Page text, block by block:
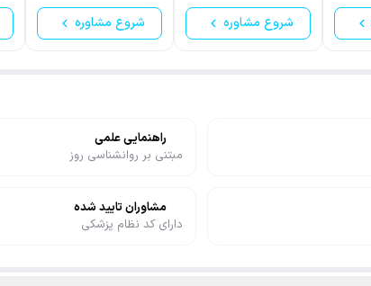
شروع مشاوره شروع مشاوره
راهنمایی علمی
مبتنی بر روانشناسی روز
مشاوران تایید شده
دارای کد نظام پزشکی